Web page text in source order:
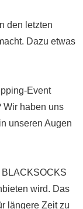
den letzten
Dazu etwas
Event
Wir haben uns
unseren Augen
wird. Das
längere Zeit zu